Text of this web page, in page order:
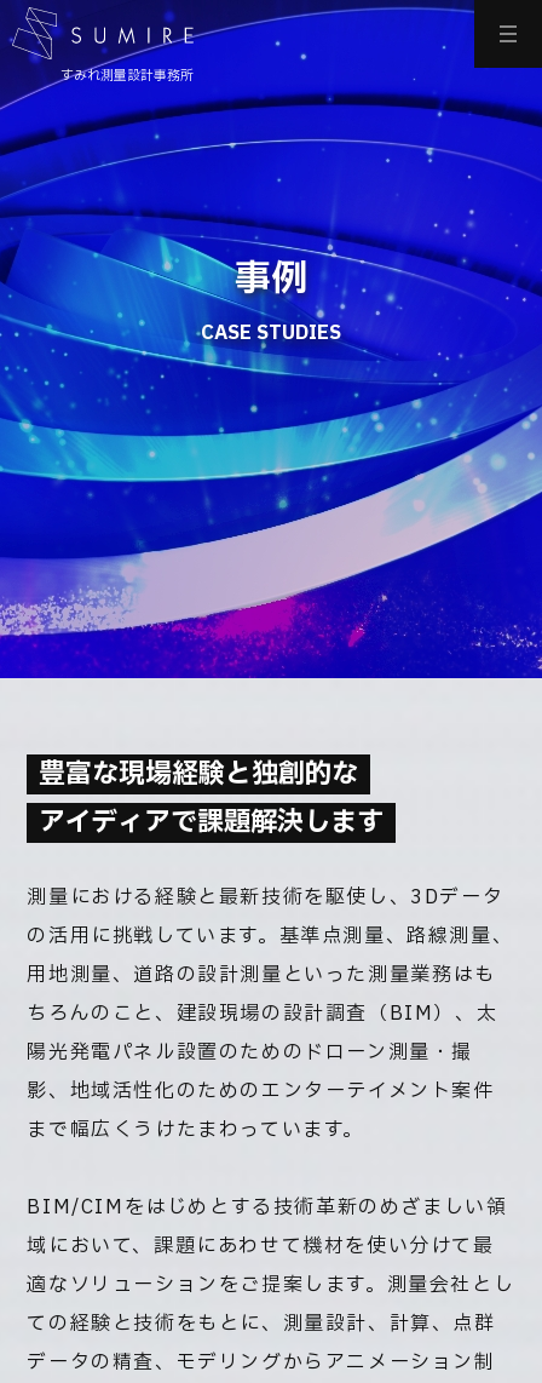
すみれ測量設計事務所
事例
CASE STUDIES
豊富な現場経験と独創的な
アイディアで課題解決します
測量における経験と最新技術を駆使し、3Dデータ
の活用に挑戦しています。基準点測量、路線測量、
用地測量、道路の設計測量といった測量業務はも
ちろんのこと、建設現場の設計調査（BIM）、太
陽光発電パネル設置のためのドローン測量・撮
影、地域活性化のためのエンターテイメント案件
まで幅広くうけたまわっています。
BIM/CIMをはじめとする技術革新のめざましい領
域において、課題にあわせて機材を使い分けて最
適なソリューションをご提案します。測量会社とし
ての経験と技術をもとに、測量設計、計算、点群
データの精査、モデリングからアニメーション制